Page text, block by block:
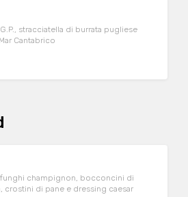
stracciatella di burrata pugliese
Cantabrico
funghi champignon, bocconcini di
crostini di pane e dressing caesar